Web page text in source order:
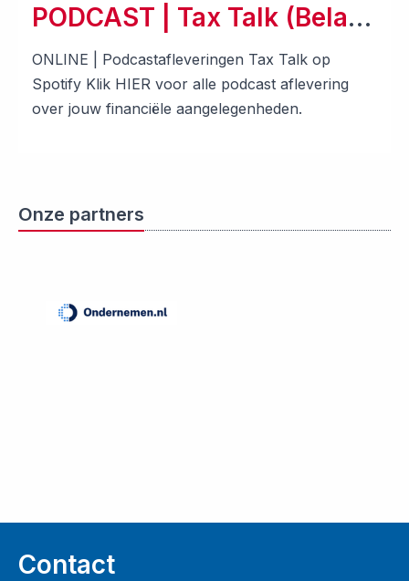
PODCAST | Tax Talk (Belastingdienst)
ONLINE | Podcastafleveringen Tax Talk op
Spotify Klik HIER voor alle podcast aflevering
over jouw financiële aangelegenheden.
Onze partners
Contact